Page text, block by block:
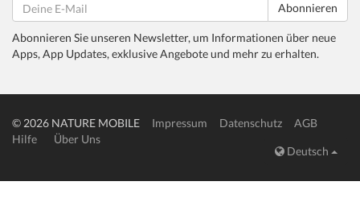
Abonnieren
Abonnieren Sie unseren Newsletter, um Informationen über neue
Apps, App Updates, exklusive Angebote und mehr zu erhalten.
© 2026 NATURE MOBILE Impressum Datenschutz
AGB
Hilfe
Über Uns
Deutsch